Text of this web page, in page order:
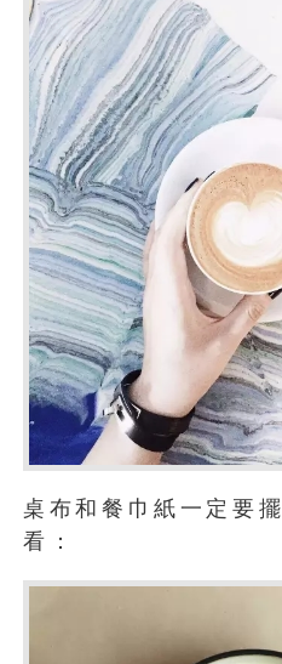
桌布和餐巾紙一定要
看：